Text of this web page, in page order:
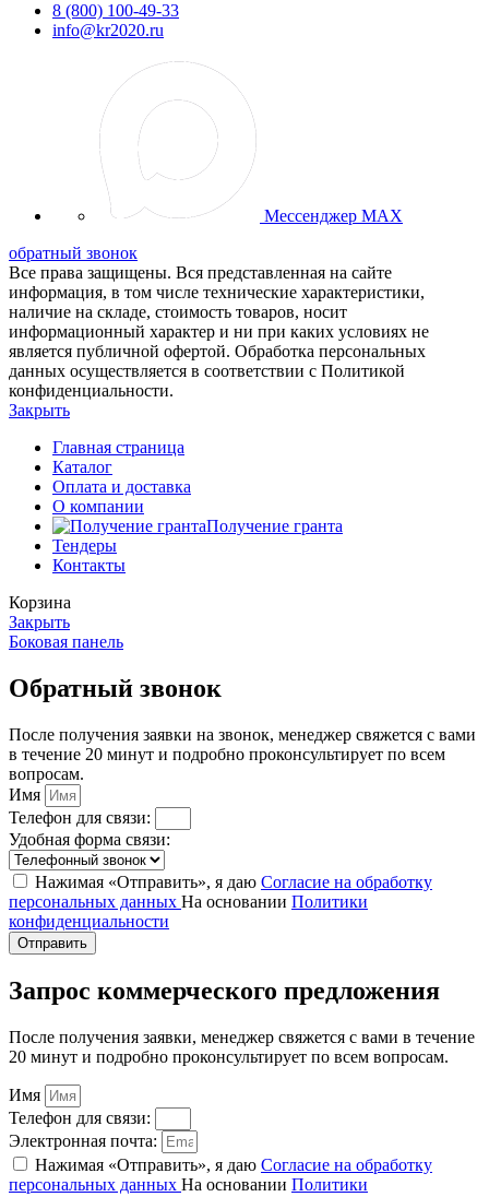
8 (800) 100-49-33
info@kr2020.ru
Мессенджер MAX
обратный звонок
Все права защищены. Вся представленная на сайте
информация, в том числе технические характеристики,
наличие на складе, стоимость товаров, носит
информационный характер и ни при каких условиях не
является публичной офертой. Обработка персональных
данных осуществляется в соответствии с Политикой
конфиденциальности.
Закрыть
Главная страница
Каталог
Оплата и доставка
О компании
Получение гранта
Тендеры
Контакты
Корзина
Закрыть
Боковая панель
Обратный звонок
После получения заявки на звонок, менеджер свяжется с вами
в течение 20 минут и подробно проконсультирует по всем
вопросам.
Имя
Телефон для связи:
Удобная форма связи:
Нажимая «Отправить», я даю Согласие на обработку
персональных данных На основании Политики
конфиденциальности
Отправить
Запрос коммерческого предложения
После получения заявки, менеджер свяжется с вами в течение
20 минут и подробно проконсультирует по всем вопросам.
Имя
Телефон для связи:
Электронная почта:
Нажимая «Отправить», я даю Согласие на обработку
персональных данных На основании Политики